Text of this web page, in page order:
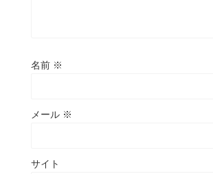
名前 ※
メール ※
サイト